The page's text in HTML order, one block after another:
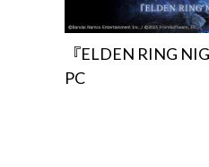
『ELDEN RING
PC